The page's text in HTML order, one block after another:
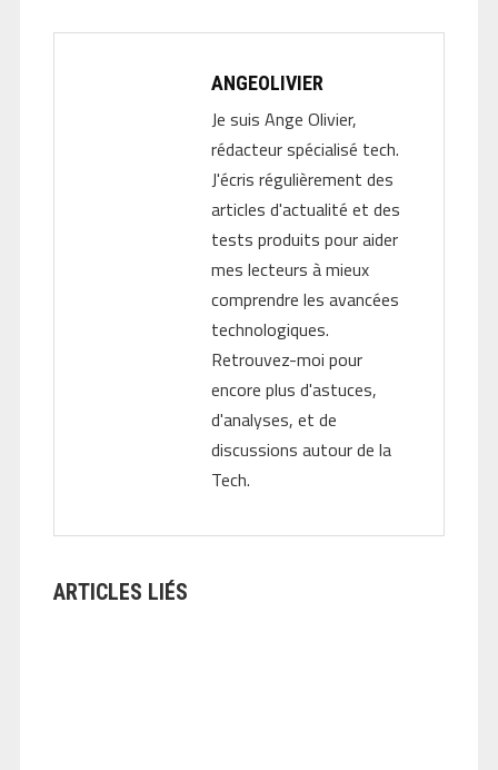
ANGEOLIVIER
Je suis Ange Olivier,
rédacteur spécialisé tech.
J'écris régulièrement des
articles d'actualité et des
tests produits pour aider
mes lecteurs à mieux
comprendre les avancées
technologiques.
Retrouvez-moi pour
encore plus d'astuces,
d'analyses, et de
discussions autour de la
Tech.
ARTICLES LIÉS